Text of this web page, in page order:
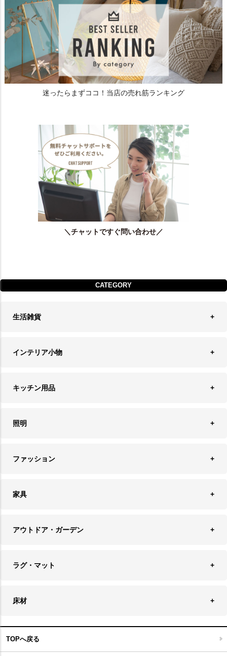
迷ったらまずココ！当店の売れ筋ランキング
＼チャットですぐ問い合わせ／
CATEGORY
生活雑貨
ごみ箱
バス・トイレ用品
その他雑貨
インテリア小物
フォトフレーム
プランターカバー
キャンドル
キッチン用品
お盆・トレー
照明
ファッション
家具
収納家具
ベッド・寝具
キッズインテリア
アウトドア・ガーデン
アウトドア雑貨
ラグ・マット
キッチンマット
床材
フローリングカーペット
TOPへ戻る